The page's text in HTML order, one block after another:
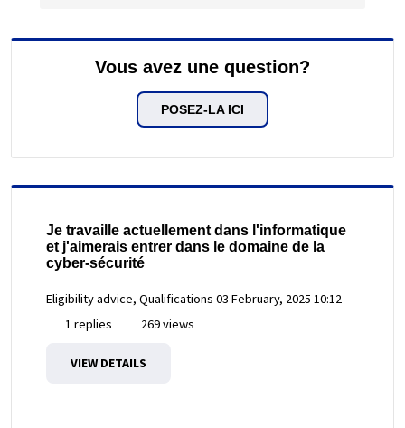
Vous avez une question?
POSEZ-LA ICI
Je travaille actuellement dans l'informatique
et j'aimerais entrer dans le domaine de la
cyber-sécurité
Eligibility advice, Qualifications 03 February, 2025 10:12
1 replies
269 views
VIEW DETAILS